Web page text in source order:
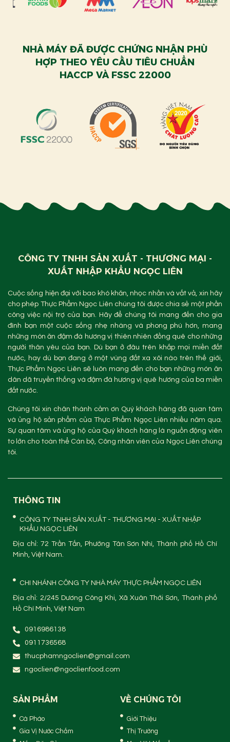
NHÀ MÁY ĐÃ ĐƯỢC CHỨNG NHẬN PHÙ
HỢP THEO YÊU CẦU TIÊU CHUẨN
HACCP VÀ FSSC 22000
CÔNG TY TNHH SẢN XUẤT - THƯƠNG MẠI -
XUẤT NHẬP KHẨU NGỌC LIÊN
Cuộc sống hiện đại với bao khó khăn, nhọc nhằn và vất vả, xin hãy
cho phép Thực Phẩm Ngọc Liên chúng tôi được chia sẻ một phần
công việc nội trợ của bạn. Hãy để chúng tôi mang đến cho gia
đình bạn một cuộc sống nhẹ nhàng và phong phú hơn, mang
những món ăn đậm đà hương vị thiên nhiên đồng quê cho những
người thân yêu của bạn. Dù bạn ở đâu trên khắp mọi miền đất
nước, hay dù bạn đang ở một vùng đất xa xôi nào trên thế giới,
Thực Phẩm Ngọc Liên sẽ luôn mang đến cho bạn những món ăn
dân dã truyền thống và đậm đà hương vị quê hương của ba miền
đất nước.
Chúng tôi xin chân thành cảm ơn Quý khách hàng đã quan tâm
và ủng hộ sản phẩm của Thực Phẩm Ngọc Liên nhiều năm qua.
Sự quan tâm và ủng hộ của Quý khách hàng là nguồn động viên
to lớn cho toàn thể Cán bộ, Công nhân viên của Ngọc Liên chúng
tôi.
THÔNG TIN
CÔNG TY TNHH SẢN XUẤT - THƯƠNG MẠI - XUẤT NHẬP
KHẨU NGỌC LIÊN
Địa chỉ: 72 Trần Tấn, Phường Tân Sơn Nhì, Thành phố Hồ Chí
Minh, Việt Nam.
CHI NHÁNH CÔNG TY NHÀ MÁY THỰC PHẨM NGỌC LIÊN
Địa chỉ: 2/245 Dương Công Khi, Xã Xuân Thới Sơn, Thành phố
Hồ Chí Minh, Việt Nam
0916986138
0911736568
thucphamngoclien@gmail.com
ngoclien@ngoclienfood.com
SẢN PHẨM
Cà Pháo
Gia Vị Nước Chấm
VỀ CHÚNG TÔI
Giới Thiệu
Thị Trường